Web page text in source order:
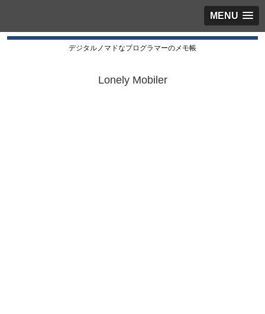
MENU
デジタルノマドなプログラマーのメモ帳
Lonely Mobiler